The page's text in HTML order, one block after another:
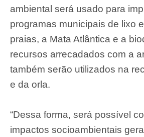
ambiental será usado para
programas municipais de lixo
praias, a Mata Atlântica e a
recursos arrecadados com a
também serão utilizados na
e da orla.
“Dessa forma, será possível
impactos socioambientais